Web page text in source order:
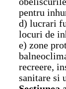
pentru
d) lucrari
locuri de
e) zone
recreere,
sanitare si